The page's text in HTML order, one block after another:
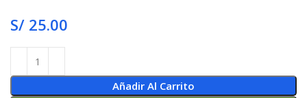
S/ 25.00
Añadir Al Carrito